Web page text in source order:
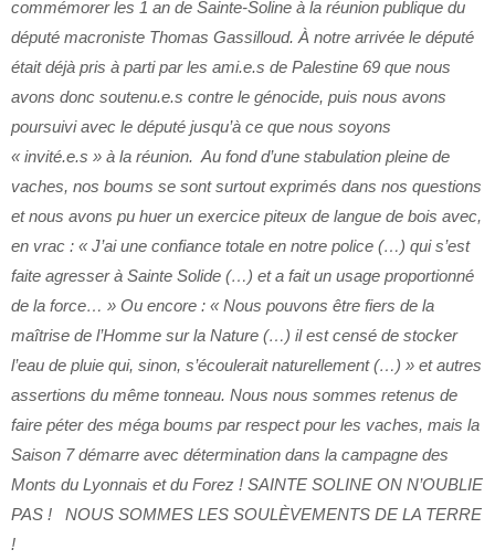
commémorer les 1 an de Sainte-Soline à la réunion publique du
député macroniste Thomas Gassilloud. À notre arrivée le député
était déjà pris à parti par les ami.e.s de Palestine 69 que nous
avons donc soutenu.e.s contre le génocide, puis nous avons
poursuivi avec le député jusqu’à ce que nous soyons
« invité.e.s » à la réunion. Au fond d’une stabulation pleine de
vaches, nos boums se sont surtout exprimés dans nos questions
et nous avons pu huer un exercice piteux de langue de bois avec,
en vrac : « J’ai une confiance totale en notre police (…) qui s’est
faite agresser à Sainte Solide (…) et a fait un usage proportionné
de la force… » Ou encore : « Nous pouvons être fiers de la
maîtrise de l’Homme sur la Nature (…) il est censé de stocker
l’eau de pluie qui, sinon, s’écoulerait naturellement (…) » et autres
assertions du même tonneau. Nous nous sommes retenus de
faire péter des méga boums par respect pour les vaches, mais la
Saison 7 démarre avec détermination dans la campagne des
Monts du Lyonnais et du Forez ! SAINTE SOLINE ON N’OUBLIE
PAS ! NOUS SOMMES LES SOULÈVEMENTS DE LA TERRE
!